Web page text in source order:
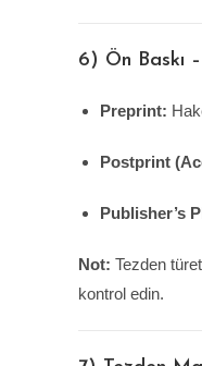
6) Ön Baskı –
Preprint:
Postprint
Publisher’s
Not: Tezden
kontrol edin.